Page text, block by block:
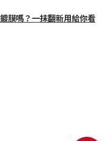
膜嗎？一抹翻新用給你看